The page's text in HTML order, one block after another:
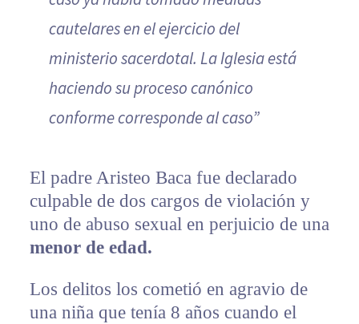
cautelares en el ejercicio del
ministerio sacerdotal. La Iglesia está
haciendo su proceso canónico
conforme corresponde al caso”
El padre Aristeo Baca fue declarado
culpable de dos cargos de violación y
uno de abuso sexual en perjuicio de una
menor de edad.
Los delitos los cometió en agravio de
una niña que tenía 8 años cuando el